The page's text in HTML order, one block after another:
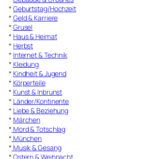
* Geburtstag/Hochzeit
* Geld & Karriere
* Grusel
* Haus & Heimat
* Herbst
* Internet & Technik
* Kleidung
* Kindheit & Jugend
* Körperteile
* Kunst & Inbrunst
* Länder/Kontinente
* Liebe & Beziehung
* Märchen
* Mord & Totschlag
* München
* Musik & Gesang
* Ostern & Weihnacht